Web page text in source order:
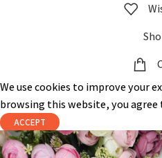
We use cookies to improve your
browsing this website, you agree
ACCEPT